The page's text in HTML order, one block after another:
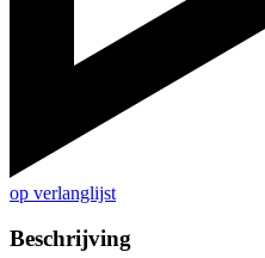
op verlanglijst
Beschrijving